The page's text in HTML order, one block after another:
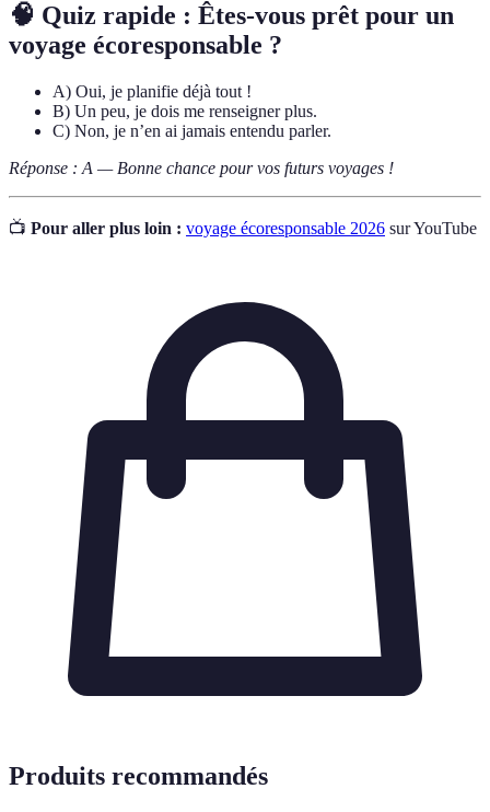
🧠 Quiz rapide : Êtes-vous prêt pour un
voyage écoresponsable ?
A) Oui, je planifie déjà tout !
B) Un peu, je dois me renseigner plus.
C) Non, je n’en ai jamais entendu parler.
Réponse : A — Bonne chance pour vos futurs voyages !
📺 Pour aller plus loin : voyage écoresponsable 2026 sur YouTube
Produits recommandés